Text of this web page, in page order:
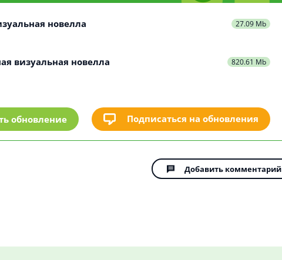
новелла 27.09 Mb
визуальная новелла
820.61 Mb
обновление Подписаться на обновления
Добавить комментарий